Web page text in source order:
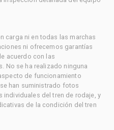
carga ni en todas las marchas
ni ofrecemos garantías
acuerdo con las
No se ha realizado ninguna
de funcionamiento
han suministrado fotos
del tren de rodaje, y
de la condición del tren